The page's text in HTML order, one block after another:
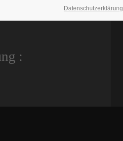
:
Datenschutzerklärung